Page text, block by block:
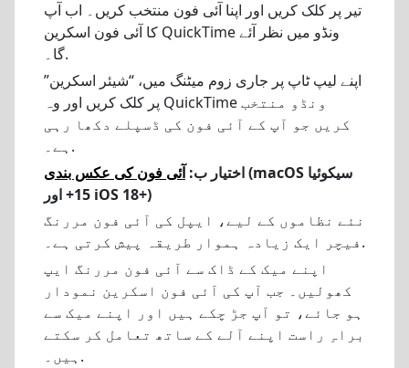
تیر پر کلک کریں اور اپنا آئی فون منتخب کریں۔ اب آپ
کا آئی فون اسکرین QuickTime ونڈو میں نظر آئے
گا۔.
اپنے لیپ ٹاپ پر جاری زوم میٹنگ میں، “شیئر اسکرین”
پر کلک کریں اور وہ QuickTime ونڈو منتخب
کریں جو آپ کے آئی فون کی ڈسپلے دکھا رہی
ہے۔.
اختیار ب:آئی فون کی عکس بندی
(macOS سیکوئیا
15+ اور iOS 18+)
نئے نظاموں کے لیے، ایپل کی آئی فون مررنگ
فیچر ایک زیادہ ہموار طریقہ پیش کرتی ہے۔.
اپنے میک کے ڈاک سے آئی فون مررنگ ایپ
کھولیں۔ جب آپ کی آئی فون اسکرین نمودار
ہو جائے، تو آپ جڑ چکے ہیں اور اپنے میک سے
براہِ راست اپنے آلے کے ساتھ تعامل کر سکتے
ہیں۔.